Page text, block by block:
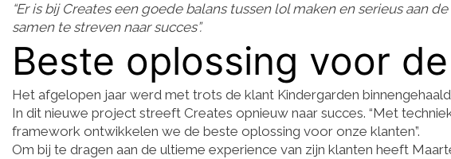
“Er is bij Creates een goede balans tussen lol maken en serieus aan
samen te streven naar succes”.
Beste oplossing voor
Het afgelopen jaar werd met trots de klant Kindergarden
In dit nieuwe project streeft Creates opnieuw naar succes. “Met
framework ontwikkelen we de beste oplossing voor onze klanten”.
Om bij te dragen aan de ultieme experience van zijn klanten heeft